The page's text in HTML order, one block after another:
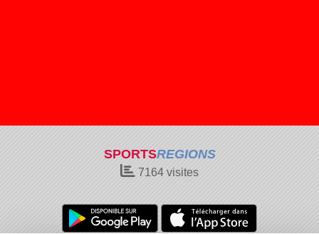
SPORTSREGIONS
7164 visites